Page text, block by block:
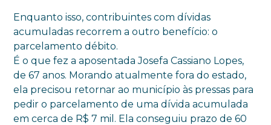
Enquanto isso, contribuintes com dívidas
acumuladas recorrem a outro benefício: o
parcelamento débito.
É o que fez a aposentada Josefa Cassiano Lopes,
de 67 anos. Morando atualmente fora do estado,
ela precisou retornar ao município às pressas para
pedir o parcelamento de uma dívida acumulada
em cerca de R$ 7 mil. Ela conseguiu prazo de 60